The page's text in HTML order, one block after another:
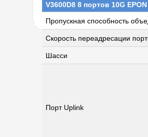
V3600D8 8 портов 10G
Пропускная способность
Скорость переадресации
Шасси
Порт Uplink